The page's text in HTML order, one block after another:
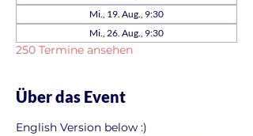
Mi., 19. Aug., 9:30
Mi., 26. Aug., 9:30
250 Termine ansehen
Über das Event
English Version below :)